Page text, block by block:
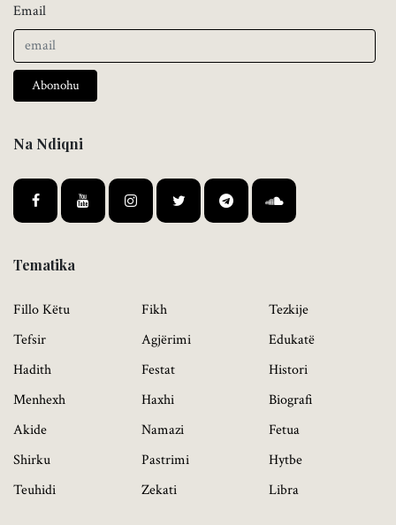
Email
Abonohu
Na Ndiqni
Tematika
Fillo Këtu
Tefsir
Hadith
Menhexh
Akide
Shirku
Teuhidi
Fikh
Agjërimi
Festat
Haxhi
Namazi
Pastrimi
Zekati
Tezkije
Edukatë
Histori
Biografi
Fetua
Hytbe
Libra